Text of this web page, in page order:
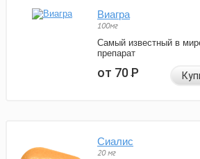
Виагра
100мг
Самый известный в
препарат
от 70Р
Сиалис
20 мг